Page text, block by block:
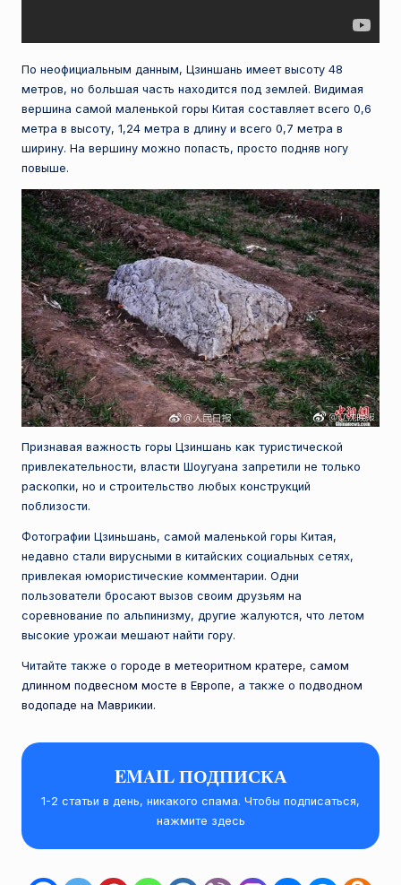
По неофициальным данным, Цзиншань имеет высоту 48
метров, но большая часть находится под землей. Видимая
вершина самой маленькой горы Китая составляет всего 0,6
метра в высоту, 1,24 метра в длину и всего 0,7 метра в
ширину. На вершину можно попасть, просто подняв ногу
повыше.
Признавая важность горы Цзиншань как туристической
привлекательности, власти Шоугуана запретили не только
раскопки, но и строительство любых конструкций
поблизости.
Фотографии Цзиньшань, самой маленькой горы Китая,
недавно стали вирусными в китайских социальных сетях,
привлекая юмористические комментарии. Одни
пользователи бросают вызов своим друзьям на
соревнование по альпинизму, другие жалуются, что летом
высокие урожаи мешают найти гору.
Читайте также о городе в метеоритном кратере, самом
длинном подвесном мосте в Европе, а также о подводном
водопаде на Маврикии.
EMAIL ПОДПИСКА
1-2 статьи в день, никакого спама. Чтобы подписаться,
нажмите здесь